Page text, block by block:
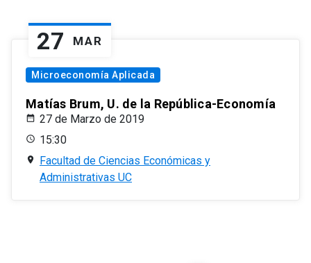
27 MAR
Microeconomía Aplicada
Matías Brum, U. de la República-Economía
27 de Marzo de 2019
15:30
Facultad de Ciencias Económicas y
Administrativas UC